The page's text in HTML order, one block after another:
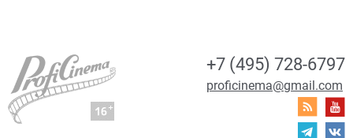
+7 (495) 728-6797
proficinema@gmail.com